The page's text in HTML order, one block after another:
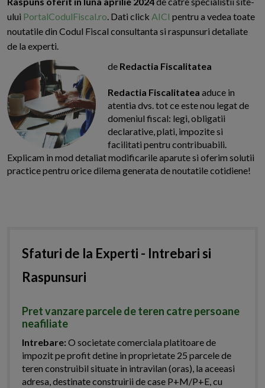
ului PortalCodulFiscal.ro. Dati click AICI pentru a vedea toate
noutatile din Codul Fiscal consultanta si raspunsuri detaliate
de la experti.
de Redactia Fiscalitatea
Redactia Fiscalitatea aduce in
atentia dvs. tot ce este nou legat de
domeniul fiscal: legi, obligatii
declarative, plati, impozite si
facilitati pentru contribuabili.
Explicam in mod detaliat modificarile aparute si oferim solutii
practice pentru orice dilema generata de noutatile cotidiene!
Sfaturi de la Experti - Intrebari si
Raspunsuri
Pret vanzare parcele de teren catre persoane
neafiliate
Intrebare:O societate comerciala platitoare de
impozit pe profit detine in proprietate 25 parcele de
teren construibil situate in intravilan (oras), la aceeasi
adresa, destinate construirii de case P+M/P+E, cu